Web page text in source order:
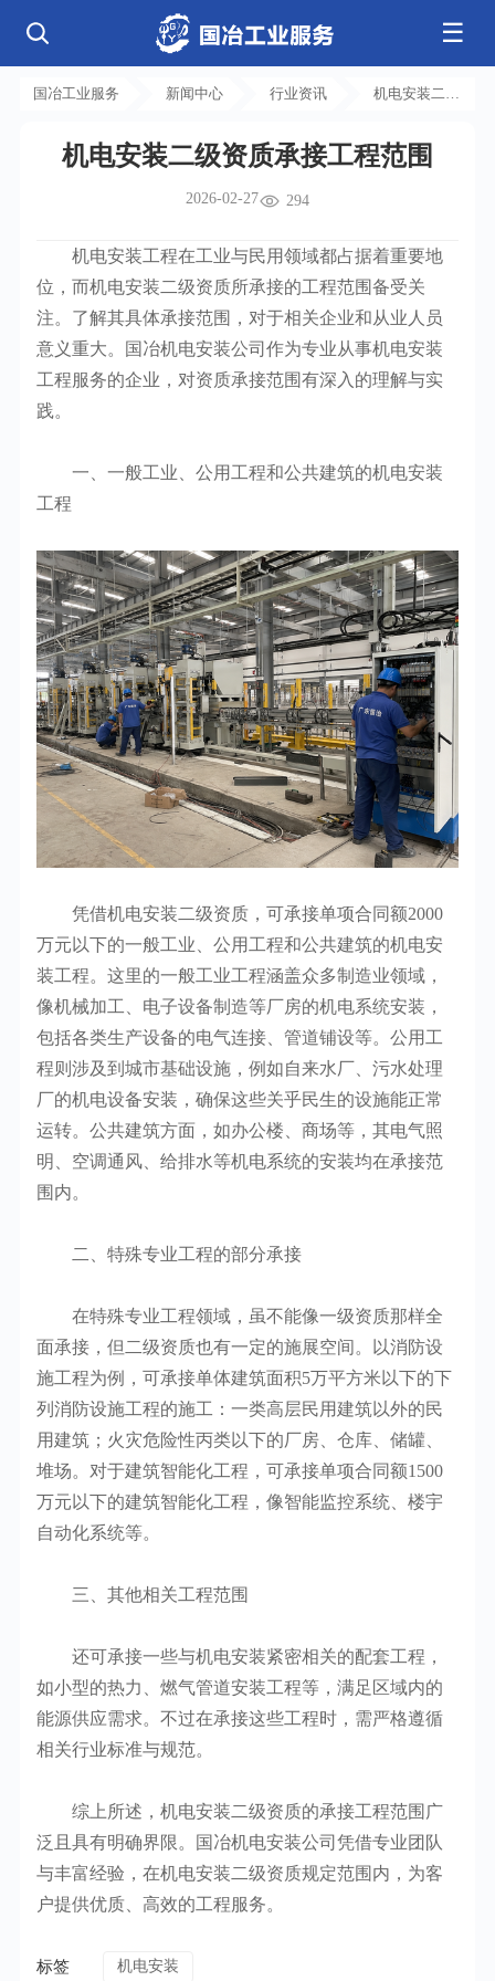
☰
公司简介
发展历程
核心业务
电气工程
钢结构工程
净化工程
弱电工程
消防工程
基控电箱
工程案例
芯片 • 半导体
人工智能 • 机器人
量子 • 脑机
其它
新闻中心
工程技巧
机电知识
安装教程
工业百科
工业问答
国冶工业服务 新闻中心 行业资讯
机电安装二级
范围
机电安装二级资质承接工程范围
2026-02-27 294
机电安装工程在工业与民用领域都占据着重要地
位，而机电安装二级资质所承接的工程范围备受关
注。了解其具体承接范围，对于相关企业和从业人员
意义重大。国冶机电安装公司作为专业从事机电安装
工程服务的企业，对资质承接范围有深入的理解与实
践。
一、一般工业、公用工程和公共建筑的机电安装
工程
凭借机电安装二级资质，可承接单项合同额2000
万元以下的一般工业、公用工程和公共建筑的机电安
装工程。这里的一般工业工程涵盖众多制造业领域，
像机械加工、电子设备制造等厂房的机电系统安装，
包括各类生产设备的电气连接、管道铺设等。公用工
程则涉及到城市基础设施，例如自来水厂、污水处理
厂的机电设备安装，确保这些关乎民生的设施能正常
运转。公共建筑方面，如办公楼、商场等，其电气照
明、空调通风、给排水等机电系统的安装均在承接范
围内。
二、特殊专业工程的部分承接
在特殊专业工程领域，虽不能像一级资质那样全
面承接，但二级资质也有一定的施展空间。以消防设
施工程为例，可承接单体建筑面积5万平方米以下的下
列消防设施工程的施工：一类高层民用建筑以外的民
用建筑；火灾危险性丙类以下的厂房、仓库、储罐、
堆场。对于建筑智能化工程，可承接单项合同额1500
万元以下的建筑智能化工程，像智能监控系统、楼宇
自动化系统等。
三、其他相关工程范围
还可承接一些与机电安装紧密相关的配套工程，
如小型的热力、燃气管道安装工程等，满足区域内的
能源供应需求。不过在承接这些工程时，需严格遵循
相关行业标准与规范。
综上所述，机电安装二级资质的承接工程范围广
泛且具有明确界限。国冶机电安装公司凭借专业团队
与丰富经验，在机电安装二级资质规定范围内，为客
户提供优质、高效的工程服务。
标签 机电安装